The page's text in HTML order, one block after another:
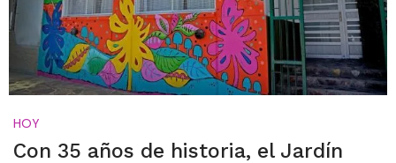
HOY
Con 35 años de historia, el Jardín